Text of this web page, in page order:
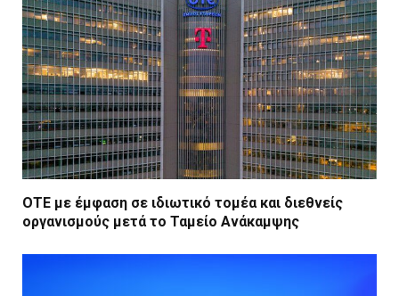
ΟΤΕ με έμφαση σε ιδιωτικό τομέα και διεθνείς
οργανισμούς μετά το Ταμείο Ανάκαμψης